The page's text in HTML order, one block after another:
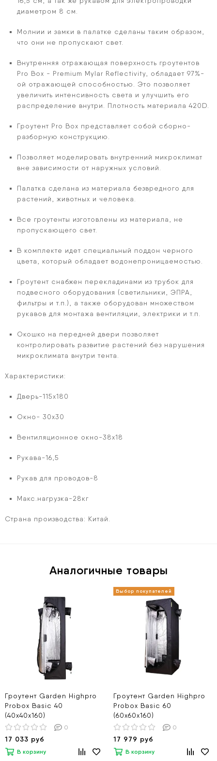
диаметром 8 см.
Молнии и замки в палатке сделаны таким образом,
что они не пропускают свет.
Внутренняя отражающая поверхность гроутентов
Pro Box - Premium Mylar Reflectivity, обладает 97%-
ой отражающей способностью. Это позволяет
увеличить интенсивность света и улучшить его
распределение внутри. Плотность материала 420D.
Гроутент Pro Box представляет собой сборно-
разборную конструкцию.
Позволяет моделировать внутренний микроклимат
вне зависимости от наружных условий.
Палатка сделана из материала безвредного для
растений, животных и человека.
Все гроутенты изготовлены из материала, не
пропускающего свет.
В комплекте идет специальный поддон черного
цвета, который обладает водонепроницаемостью.
Гроутент снабжен перекладинами из трубок для
подвесного оборудования (светильники, ЭПРА,
фильтры и т.п.), а также оборудован множеством
рукавов для монтажа вентиляции, электрики и т.п.
Окошко на передней двери позволяет
контролировать развитие растений без нарушения
микроклимата внутри тента.
Характеристики:
Дверь-115х180
Окно- 30х30
Вентиляционное окно-38х18
Рукава-16,5
Рукав для проводов-8
Макс.нагрузка-28кг
Страна производства: Китай.
Аналогичные товары
Гроутент Garden Highpro
Probox Basic 40
(40х40х160)
0
17 033 руб
В корзину
Гроутент Garden Highpro
Probox Basic 60
(60х60х160)
0
17 979 руб
В корзину